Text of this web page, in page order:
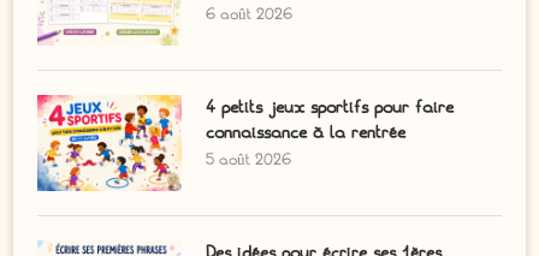
6 août 2026
4 petits jeux sportifs pour faire
connaissance à la rentrée
5 août 2026